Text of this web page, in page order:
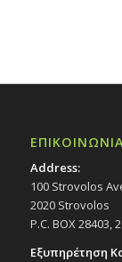
Address:
100 Strovolos
2020 Strovolos
P.C. BOX 28403,
Εξυπηρέτηση